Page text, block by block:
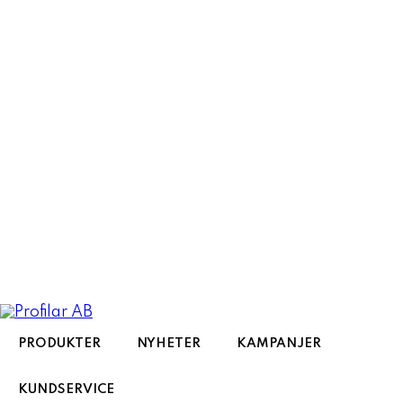
PRODUKTER NYHETER KAMPANJER
KUNDSERVICE